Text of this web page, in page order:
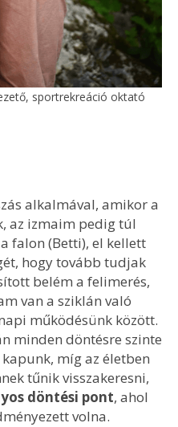
sportrekreáció oktató
alkalmával, amikor a
az izmaim pedig túl
falon (Betti), el kellett
hogy tovább tudjak
belém a felimerés,
van a sziklán való
működésünk között.
minden döntésre szinte
míg az életben
tűnik visszakeresni,
döntési pont, ahol
volna.